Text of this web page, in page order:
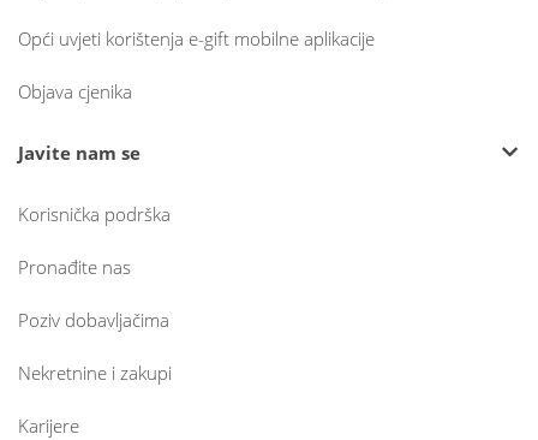
Opći uvjeti korištenja e-gift mobilne aplikacije
Objava cjenika
Javite nam se
Korisnička podrška
Pronađite nas
Poziv dobavljačima
Nekretnine i zakupi
Karijere